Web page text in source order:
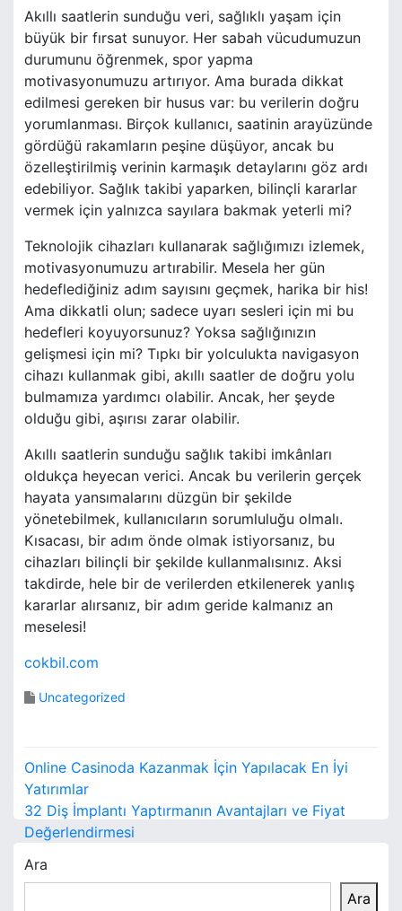
Akıllı saatlerin sunduğu veri, sağlıklı yaşam için
büyük bir fırsat sunuyor. Her sabah vücudumuzun
durumunu öğrenmek, spor yapma
motivasyonumuzu artırıyor. Ama burada dikkat
edilmesi gereken bir husus var: bu verilerin doğru
yorumlanması. Birçok kullanıcı, saatinin arayüzünde
gördüğü rakamların peşine düşüyor, ancak bu
özelleştirilmiş verinin karmaşık detaylarını göz ardı
edebiliyor. Sağlık takibi yaparken, bilinçli kararlar
vermek için yalnızca sayılara bakmak yeterli mi?
Teknolojik cihazları kullanarak sağlığımızı izlemek,
motivasyonumuzu artırabilir. Mesela her gün
hedeflediğiniz adım sayısını geçmek, harika bir his!
Ama dikkatli olun; sadece uyarı sesleri için mi bu
hedefleri koyuyorsunuz? Yoksa sağlığınızın
gelişmesi için mi? Tıpkı bir yolculukta navigasyon
cihazı kullanmak gibi, akıllı saatler de doğru yolu
bulmamıza yardımcı olabilir. Ancak, her şeyde
olduğu gibi, aşırısı zarar olabilir.
Akıllı saatlerin sunduğu sağlık takibi imkânları
oldukça heyecan verici. Ancak bu verilerin gerçek
hayata yansımalarını düzgün bir şekilde
yönetebilmek, kullanıcıların sorumluluğu olmalı.
Kısacası, bir adım önde olmak istiyorsanız, bu
cihazları bilinçli bir şekilde kullanmalısınız. Aksi
takdirde, hele bir de verilerden etkilenerek yanlış
kararlar alırsanız, bir adım geride kalmanız an
meselesi!
cokbil.com
Uncategorized
Y
a
z
ı
Online Casinoda Kazanmak İçin Yapılacak En İyi
Yatırımlar
32 Diş İmplantı Yaptırmanın Avantajları ve Fiyat
Değerlendirmesi
Ara
Ara